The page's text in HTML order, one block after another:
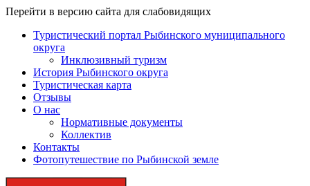
Перейти в версию сайта для слабовидящих
Туристический портал Рыбинского муниципального
округа
Инклюзивный туризм
История Рыбинского округа
Туристическая карта
Отзывы
О нас
Нормативные документы
Коллектив
Контакты
Фотопутешествие по Рыбинской земле